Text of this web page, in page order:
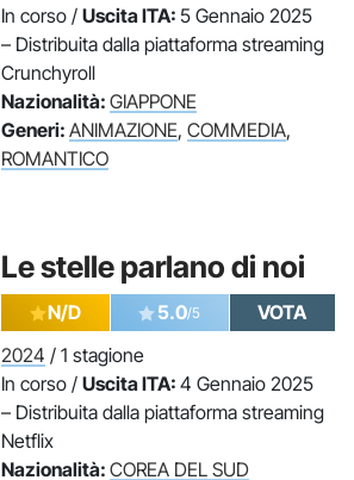
In corso / Uscita ITA: 5 Gennaio 2025
– Distribuita dalla piattaforma streaming
Crunchyroll
Nazionalità: GIAPPONE
Generi: ANIMAZIONE, COMMEDIA,
ROMANTICO
Le stelle parlano di noi
N/D 5.0/5
VOTA
2024 / 1 stagione
In corso / Uscita ITA: 4 Gennaio 2025
– Distribuita dalla piattaforma streaming
Netflix
Nazionalità: COREA DEL SUD